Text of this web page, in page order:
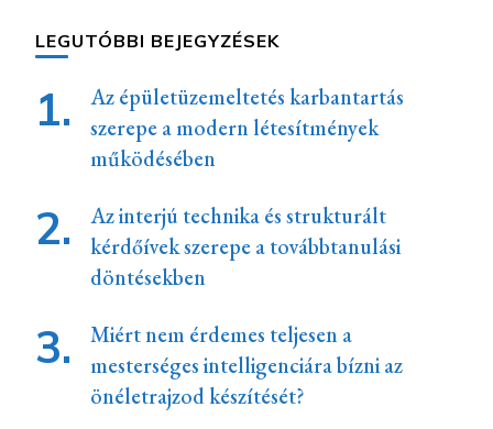
LEGUTÓBBI BEJEGYZÉSEK
Az épületüzemeltetés karbantartás
szerepe a modern létesítmények
működésében
Az interjú technika és strukturált
kérdőívek szerepe a továbbtanulási
döntésekben
Miért nem érdemes teljesen a
mesterséges intelligenciára bízni az
önéletrajzod készítését?